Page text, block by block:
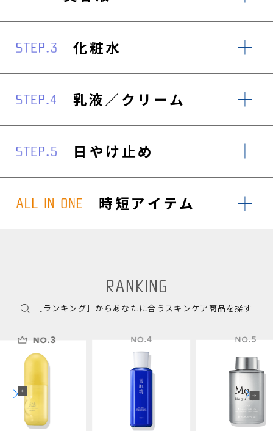
化粧水
乳液／クリーム
日やけ止め
時短アイテム
［ランキング］からあなたに合うスキンケア商品を探す
マニフィー
マニフィ
ュアライ